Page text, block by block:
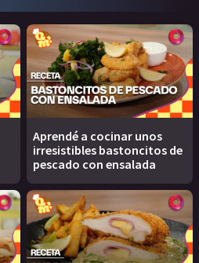
Aprendé a cocinar unos
irresistibles bastoncitos de
pescado con ensalada